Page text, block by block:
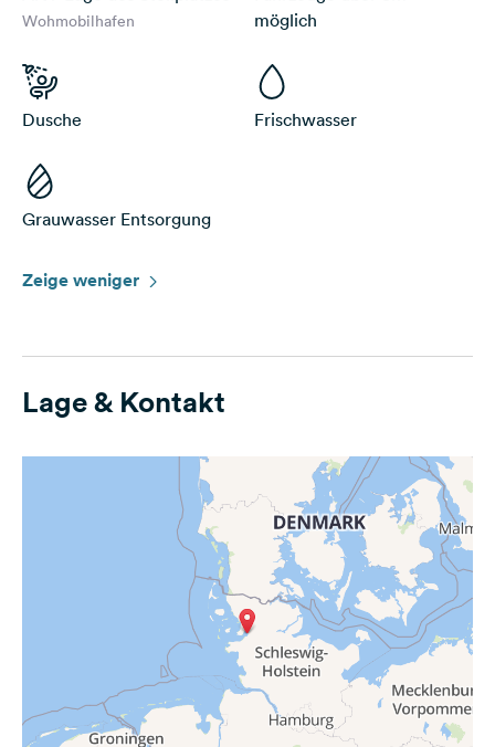
Wohmobilhafen
möglich
Dusche Frischwasser
Grauwasser Entsorgung
Zeige weniger
Lage & Kontakt